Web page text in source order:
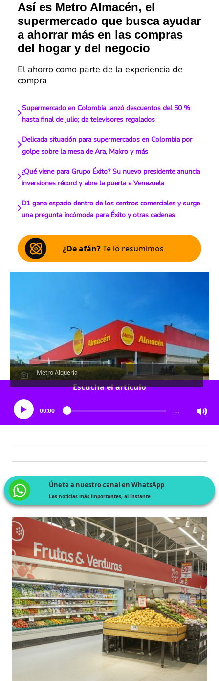
Así es Metro Almacén, el
supermercado que busca ayudar
a ahorrar más en las compras
del hogar y del negocio
El ahorro como parte de la experiencia de
compra
Supermercado en Colombia lanzó descuentos del 50 %
hasta final de julio; da televisores regalados
Delicada situación para supermercados en Colombia por
golpe sobre la mesa de Ara, Makro y más
¿Qué viene para Grupo Éxito? Su nuevo presidente anuncia
inversiones récord y abre la puerta a Venezuela
D1 gana espacio dentro de los centros comerciales y surge
una pregunta incómoda para Éxito y otras cadenas
¿De afán?Te lo resumimos
Metro Alquería
Escucha el artículo
00:00 …
Únete a nuestro canal en WhatsApp
Las noticias más importantes, al instante